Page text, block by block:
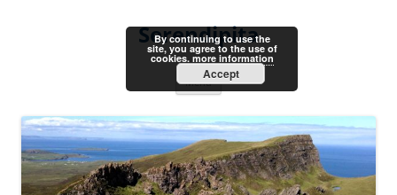
Serendipita
Menu
By continuing to use the
site, you agree to the use of
cookies. more information
Accept